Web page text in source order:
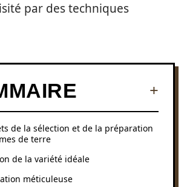
par des techniques
de la sélection et de la préparation
de terre
de la variété idéale
méticuleuse